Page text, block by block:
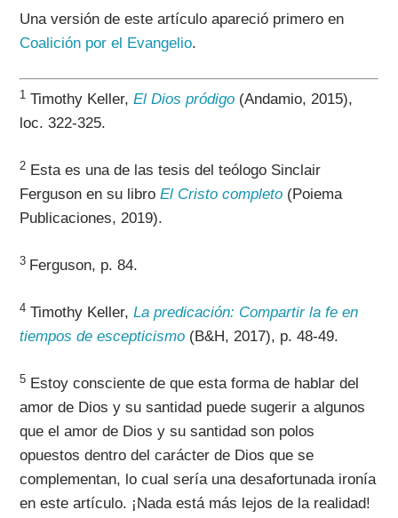
Una versión de este artículo apareció primero en
Coalición por el Evangelio.
1 Timothy Keller,El Dios pródigo (Andamio, 2015),
loc. 322-325.
2 Esta es una de las tesis del teólogo Sinclair
Ferguson en su libroEl Cristo completo (Poiema
Publicaciones, 2019).
3 Ferguson, p. 84.
4 Timothy Keller,La predicación: Compartir la fe en
tiempos de escepticismo (B&H, 2017), p. 48-49.
5 Estoy consciente de que esta forma de hablar del
amor de Dios y su santidad puede sugerir a algunos
que el amor de Dios y su santidad son polos
opuestos dentro del carácter de Dios que se
complementan, lo cual sería una desafortunada ironía
en este artículo. ¡Nada está más lejos de la realidad!